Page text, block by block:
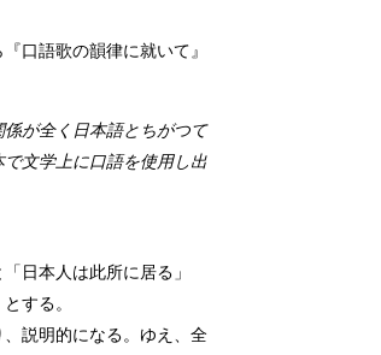
口語歌の韻律に就いて』
が全く日本語とちがつて
文学上に口語を使用し出
日本人は此所に居る」
する。
説明的になる。ゆえ、全